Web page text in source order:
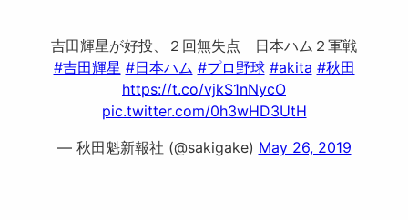
吉田輝星が好投、２回無失点 日本ハム２軍戦
#吉田輝星 #日本ハム #プロ野球 #akita #秋田
https://t.co/vjkS1nNycO
pic.twitter.com/0h3wHD3UtH
— 秋田魁新報社 (@sakigake) May 26, 2019